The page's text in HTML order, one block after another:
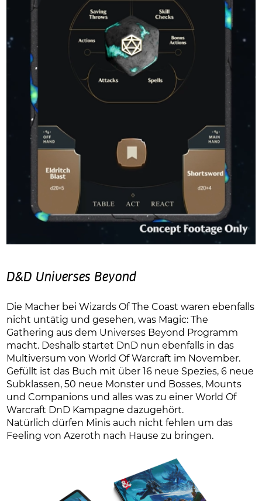
D&D Universes Beyond
Die Macher bei Wizards Of The Coast waren ebenfalls
nicht untätig und gesehen, was Magic: The
Gathering aus dem Universes Beyond Programm
macht. Deshalb startet DnD nun ebenfalls in das
Multiversum von World Of Warcraft im November.
Gefüllt ist das Buch mit über 16 neue Spezies, 6 neue
Subklassen, 50 neue Monster und Bosses, Mounts
und Companions und alles was zu einer World Of
Warcraft DnD Kampagne dazugehört.
Natürlich dürfen Minis auch nicht fehlen um das
Feeling von Azeroth nach Hause zu bringen.